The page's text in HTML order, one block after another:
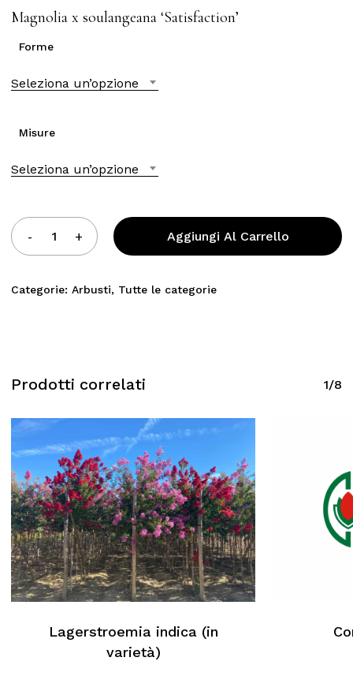
Nessun prodotto nel carrello
Magnolia x soulangeana ‘Satisfaction’
Forme
Seleziona un’opzione
Misure
Seleziona un’opzione
Aggiungi Al Carrello
Categorie: Arbusti, Tutte le categorie
Prodotti correlati 1/8
Lagerstroemia indica (in
varietà)